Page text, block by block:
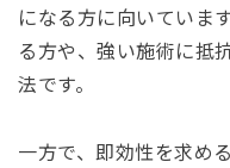
になる方に向いていま
る方や、強い施術に抵
法です。
一方で、即効性を求め